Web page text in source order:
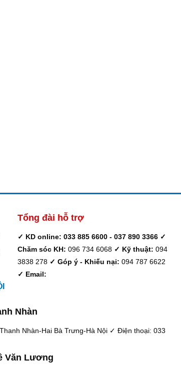
Tổng đài hỗ trợ
✓ KD online: 033 885 6600 - 037 890 3366 ✓
Chăm sóc KH: 096 734 6068 ✓ Kỹ thuật: 094
3838 278 ✓ Góp ý - Khiếu nại: 094 787 6622
✓ Email:
Nhàn
Nhàn-Hai Bà Trưng-Hà Nội ✓ Điện thoại: 033
Văn Lương